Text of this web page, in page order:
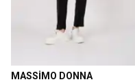
MASSİMO DONNA